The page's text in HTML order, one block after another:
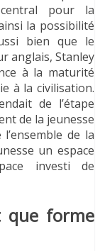
pour la
la possibilité
bien que le
anglais, Stanley
à la maturité
à la civilisation.
de l’étape
de la jeunesse
de la
un espace
investi de
que forme